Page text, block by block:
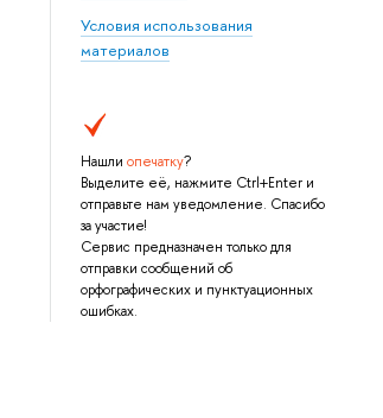
Условия использования
материалов
Нашли опечатку?
Выделите её, нажмите Ctrl+Enter и
отправьте нам уведомление. Спасибо
за участие!
Сервис предназначен только для
отправки сообщений об
орфографических и пунктуационных
ошибках.